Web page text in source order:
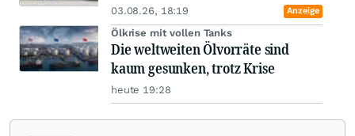
03.08.26, 18:19 Anzeige
Ölkrise mit vollen Tanks
Die weltweiten Ölvorräte sind
kaum gesunken, trotz Krise
heute 19:28